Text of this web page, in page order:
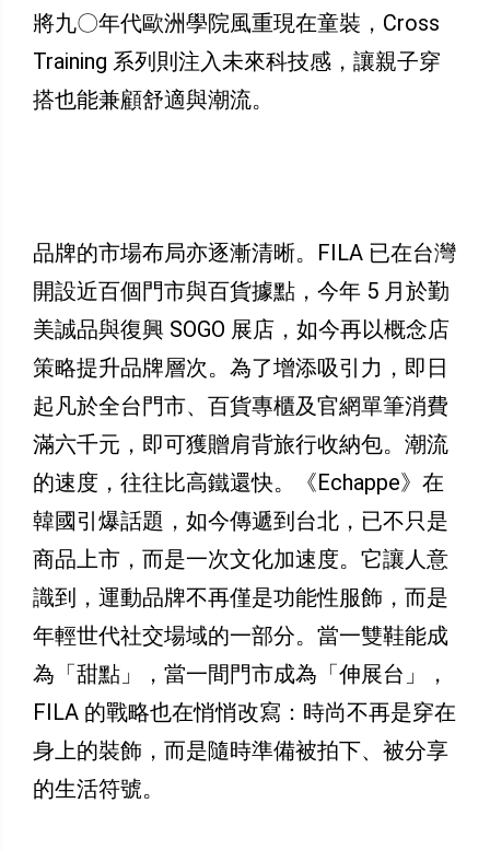
將九〇年代歐洲學院風重現在童裝，Cross
Training 系列則注入未來科技感，讓親子穿
搭也能兼顧舒適與潮流。
品牌的市場布局亦逐漸清晰。FILA 已在台灣
開設近百個門市與百貨據點，今年 5 月於勤
美誠品與復興 SOGO 展店，如今再以概念店
策略提升品牌層次。為了增添吸引力，即日
起凡於全台門市、百貨專櫃及官網單筆消費
滿六千元，即可獲贈肩背旅行收納包。潮流
的速度，往往比高鐵還快。《Echappe》在
韓國引爆話題，如今傳遞到台北，已不只是
商品上市，而是一次文化加速度。它讓人意
識到，運動品牌不再僅是功能性服飾，而是
年輕世代社交場域的一部分。當一雙鞋能成
為「甜點」，當一間門市成為「伸展台」，
FILA 的戰略也在悄悄改寫：時尚不再是穿在
身上的裝飾，而是隨時準備被拍下、被分享
的生活符號。